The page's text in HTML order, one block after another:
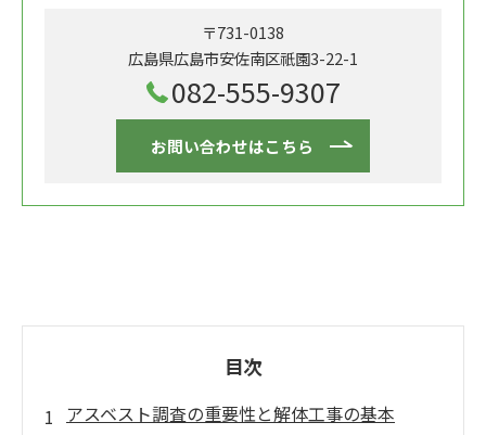
〒731-0138
広島県広島市安佐南区祇園3-22-1
082-555-9307
お問い合わせはこちら
目次
アスベスト調査の重要性と解体工事の基本